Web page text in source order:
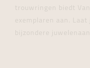
trouwringen biedt
exemplaren aan.
bijzondere